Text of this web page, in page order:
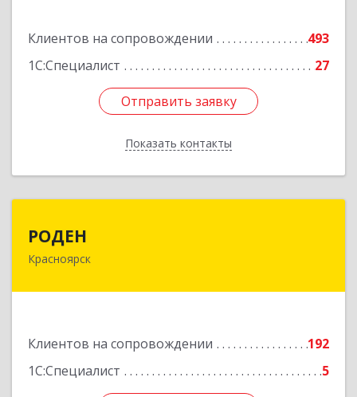
Клиентов на сопровождении
493
1С:Специалист
27
Отправить заявку
Показать контакты
Отправить заявку
Назад
РОДЕН
Красноярск
Клиентов на сопровождении
192
1С:Специалист
5
660064, Красноярский край, Красноярск г, им